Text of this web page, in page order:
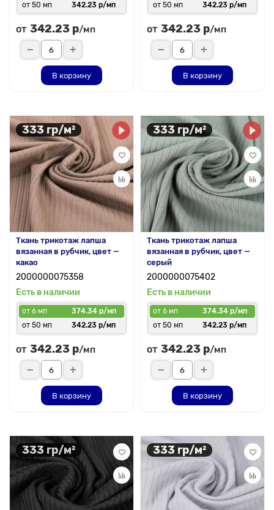
от 50 мп
342.23 р/мп
от 342.23 р/мп
В корзину
от 50 мп
342.23 р/мп
от 342.23 р/мп
В корзину
333 гр/м²
Ткань трикотаж лапша
вязанная в рубчик, цвет —
какао
2000000075358
Есть в наличии
от 6 мп
374.34 р/мп
от 50 мп
342.23 р/мп
от 342.23 р/мп
В корзину
333 гр/м²
Ткань трикотаж лапша
вязанная в рубчик, цвет —
серый
2000000075402
Есть в наличии
от 6 мп
374.34 р/мп
от 50 мп
342.23 р/мп
от 342.23 р/мп
В корзину
333 гр/м² 333 гр/м²